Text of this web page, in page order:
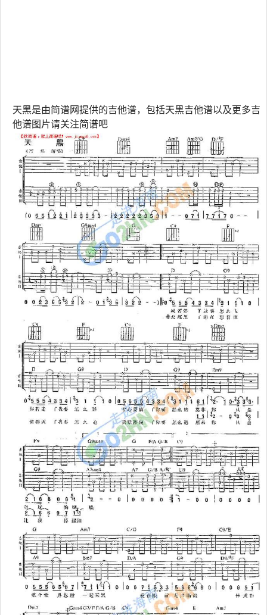
天黑是由简谱网提供的吉他谱，包括天黑吉他谱以及更多吉
他谱图片请关注简谱吧